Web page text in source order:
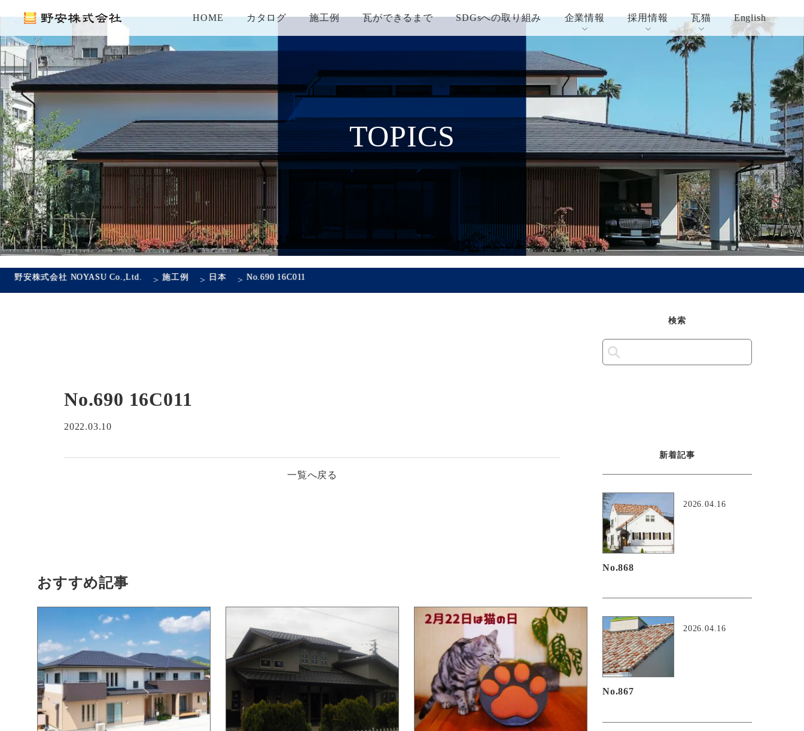
HOME カタログ 施工例 瓦ができるまで SDGsへの取り組み 企業情報 採用情報 瓦猫 English
TOPICS
野安株式会社 NOYASU Co.,Ltd. >施工例 > 日本 > No.690 16C011
No.690 16C011
2022.03.10
一覧へ戻る
おすすめ記事
検索
新着記事
2026.04.16
No.868
2026.04.16
No.867